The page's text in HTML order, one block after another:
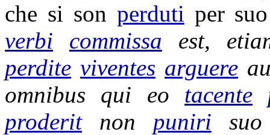
che si son perduti per
verbi
commissa est,
perdite viventes arguere
omnibus qui eo tacente
proderitnon puniri